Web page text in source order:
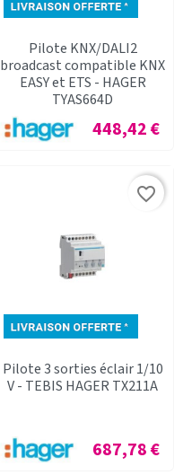
Pilote KNX/DALI2
broadcast compatible KNX
EASY et ETS - HAGER
TYAS664D
Prix
448,42 €
Pilote 3 sorties éclair 1/10
V - TEBIS HAGER TX211A
Prix
687,78 €
favorite_border